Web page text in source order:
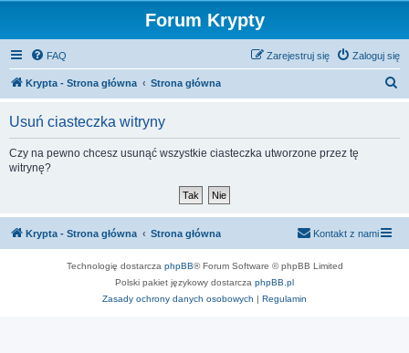
Forum Krypty
FAQ Zaloguj się
Zarejestruj się
Krypta - Strona główna Strona główna
Usuń ciasteczka witryny
Czy na pewno chcesz usunąć wszystkie ciasteczka utworzone przez tę
witrynę?
Krypta - Strona główna Strona główna Kontakt z nami
Technologię dostarcza phpBB® Forum Software © phpBB Limited
Polski pakiet językowy dostarcza phpBB.pl
Zasady ochrony danych osobowych | Regulamin